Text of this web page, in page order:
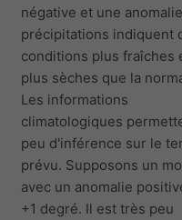
négative et une
précipitations indiquent
conditions plus fraîches
plus sèches que la
Les informations
climatologiques
peu d'inférence sur le
prévu. Supposons un
avec un anomalie
+1 degré. Il est très peu